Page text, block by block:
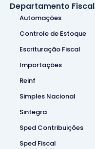
Departamento Fiscal
Automações
Controle de Estoque
Escrituração Fiscal
Importações
Reinf
Simples Nacional
Sintegra
Sped Contribuições
Sped Fiscal